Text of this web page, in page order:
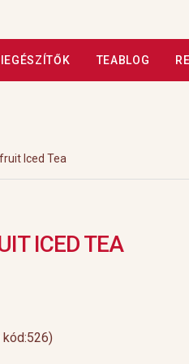
TEABLOG
Visszautasított
Iced Tea
ICED TEA